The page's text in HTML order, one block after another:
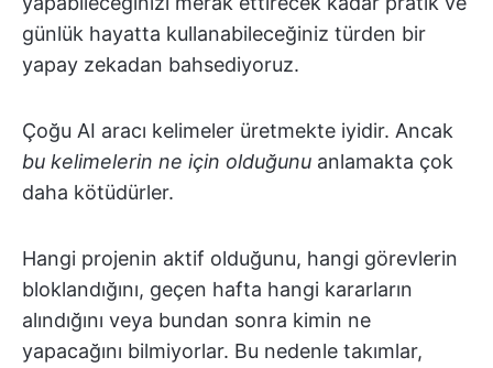
günlük hayatta kullanabileceğiniz türden bir
yapay zekadan bahsediyoruz.
Çoğu AI aracı kelimeler üretmekte iyidir. Ancak
bu kelimelerin ne için olduğunu anlamakta çok
daha kötüdürler.
Hangi projenin aktif olduğunu, hangi görevlerin
bloklandığını, geçen hafta hangi kararların
alındığını veya bundan sonra kimin ne
yapacağını bilmiyorlar. Bu nedenle takımlar,